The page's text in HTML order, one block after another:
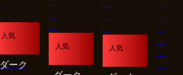
人気
ダーク
人気 人気